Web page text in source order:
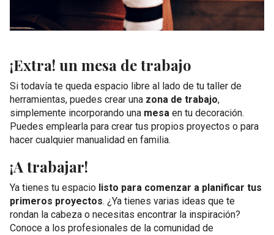
¡Extra! un mesa de trabajo
Si todavía te queda espacio libre al lado de tu taller de
herramientas, puedes crear una zona de trabajo,
simplemente incorporando una mesa en tu decoración.
Puedes emplearla para crear tus propios proyectos o para
hacer cualquier manualidad en familia.
¡A trabajar!
Ya tienes tu espacio listo para comenzar a planificar tus
primeros proyectos. ¿Ya tienes varias ideas que te
rondan la cabeza o necesitas encontrar la inspiración?
Conoce a los profesionales de la comunidad de